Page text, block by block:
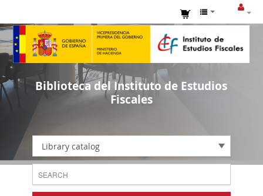
Biblioteca del Instituto de Estudios
Fiscales
Library catalog